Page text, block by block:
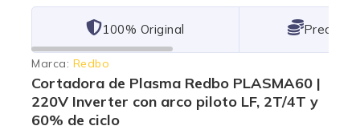
101% Original Lowest
Marca: Redbo
Cortadora de Plasma Redbo PLASMA60 |
220V Inverter con arco piloto LF, 2T/4T y
60% de ciclo